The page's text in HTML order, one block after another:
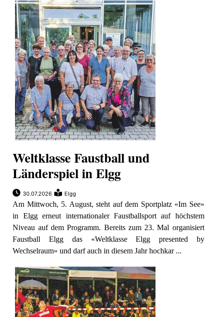
Weltklasse Faustball und
Länderspiel in Elgg
30.07.2026 Elgg
Am Mittwoch, 5. August, steht auf dem Sportplatz «Im See»
in Elgg erneut internationaler Faustballsport auf höchstem
Niveau auf dem Programm. Bereits zum 23. Mal organisiert
Faustball Elgg das «Weltklasse Elgg presented by
Wechselraum» und darf auch in diesem Jahr hochkar ...